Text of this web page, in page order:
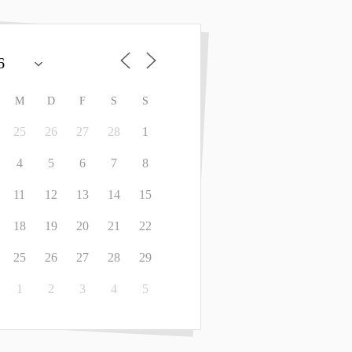
M D F S S
25 26 27 28 1
4 5 6 7 8
11 12 13 14 15
18 19 20 21 22
25 26 27 28 29
1 2 3 4 5